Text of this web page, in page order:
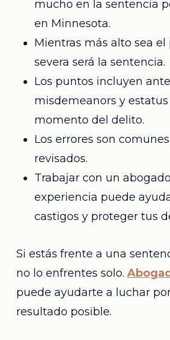
mucho en la sentencia
en Minnesota.
Mientras más alto sea
severa será la sentencia.
Los puntos incluyen
misdemeanors y estatus
momento del delito.
Los errores son
revisados.
Trabajar con un
experiencia puede
castigos y proteger tus
Si estás frente a una
no lo enfrentes solo.
puede ayudarte a luchar
resultado posible.